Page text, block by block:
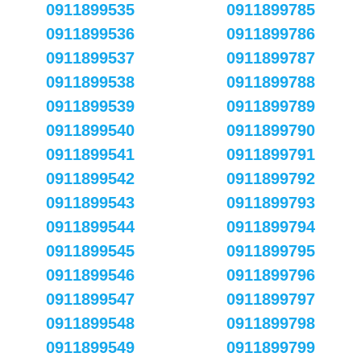
0911899535
0911899536
0911899537
0911899538
0911899539
0911899540
0911899541
0911899542
0911899543
0911899544
0911899545
0911899546
0911899547
0911899548
0911899549
0911899785
0911899786
0911899787
0911899788
0911899789
0911899790
0911899791
0911899792
0911899793
0911899794
0911899795
0911899796
0911899797
0911899798
0911899799